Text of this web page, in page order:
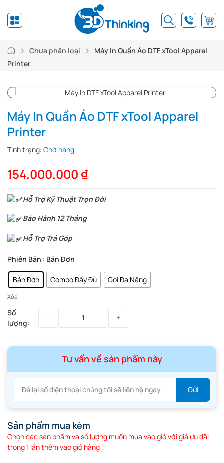
Chưa phân loại
Máy In Quần Áo DTF xTool Apparel
Printer
Máy In Quần Áo DTF xTool Apparel
Printer
Tình trạng: Chờ hàng
154.000.000 ₫
Hỗ Trợ Kỹ Thuật Trọn Đời
Bảo Hành 12 Tháng
Hỗ Trợ Trả Góp
Phiên Bản : Bản Đơn
Bản Đơn Combo Đầy Đủ Gói Đa Năng
Xóa
Tư vấn về sản phẩm này
Sản phẩm mua kèm
Chọn các sản phẩm và số lượng muốn mua vào giỏ với giá ưu đãi
trong 1 lần thêm vào giỏ hàng